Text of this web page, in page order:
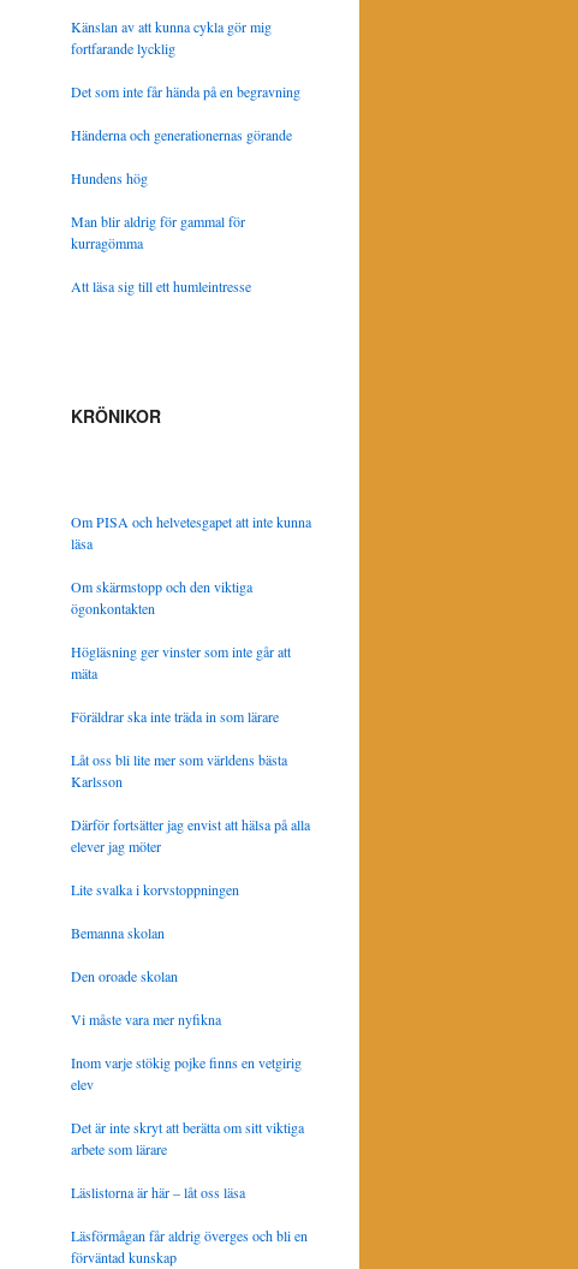
Känslan av att kunna cykla gör mig
fortfarande lycklig
Det som inte får hända på en begravning
Händerna och generationernas görande
Hundens hög
Man blir aldrig för gammal för
kurragömma
Att läsa sig till ett humleintresse
KRÖNIKOR
Om PISA och helvetesgapet att inte kunna
läsa
Om skärmstopp och den viktiga
ögonkontakten
Högläsning ger vinster som inte går att
mäta
Föräldrar ska inte träda in som lärare
Låt oss bli lite mer som världens bästa
Karlsson
Därför fortsätter jag envist att hälsa på alla
elever jag möter
Lite svalka i korvstoppningen
Bemanna skolan
Den oroade skolan
Vi måste vara mer nyfikna
Inom varje stökig pojke finns en vetgirig
elev
Det är inte skryt att berätta om sitt viktiga
arbete som lärare
Läslistorna är här – låt oss läsa
Läsförmågan får aldrig överges och bli en
förväntad kunskap